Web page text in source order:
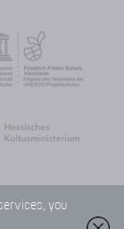
you